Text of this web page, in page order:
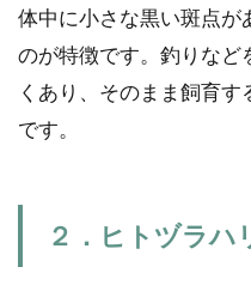
そんな
体中に小さな黒い斑点が
のが特徴です。釣りなど
くあり、そのまま飼育
です。
２．ヒトヅラハ